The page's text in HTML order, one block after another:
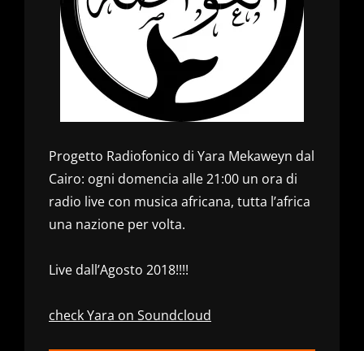
Progetto Radiofonico di Yara Mekaweyn dal
Cairo: ogni domencia alle 21:00 un ora di
radio live con musica africana, tutta l’africa
una nazione per volta.
Live dall’Agosto 2018!!!!
check Yara on Soundcloud